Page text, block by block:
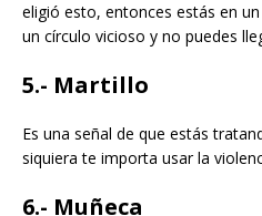
eligió esto, entonces estás en
un círculo vicioso y no puedes
5.- Martillo
Es una señal de que estás
siquiera te importa usar la
6.- Muñeca